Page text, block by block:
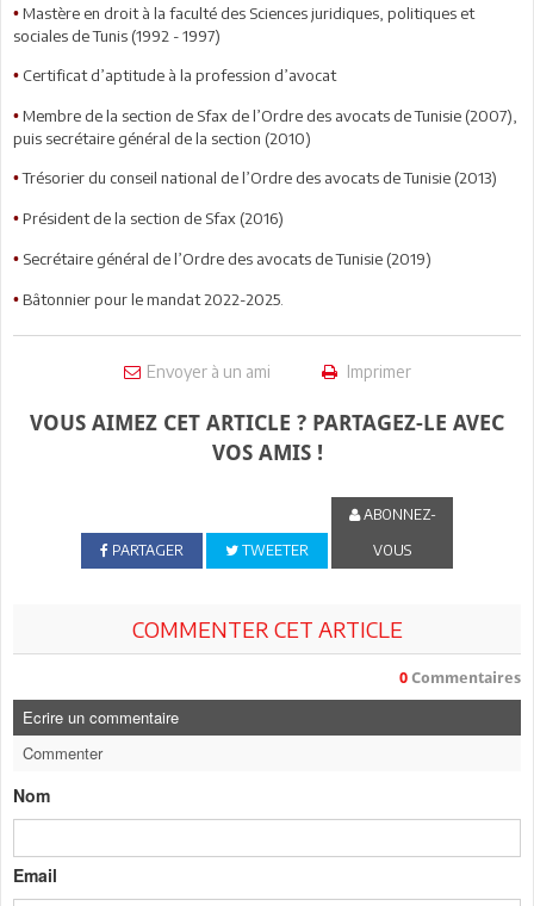
• Mastère en droit à la faculté des Sciences juridiques, politiques et
sociales de Tunis (1992 - 1997)
• Certificat d’aptitude à la profession d’avocat
• Membre de la section de Sfax de l’Ordre des avocats de Tunisie (2007),
puis secrétaire général de la section (2010)
•Trésorier du conseil national de l’Ordre des avocats de Tunisie (2013)
• Président de la section de Sfax (2016)
• Secrétaire général de l’Ordre des avocats de Tunisie (2019)
• Bâtonnier pour le mandat 2022-2025.
Envoyer à un ami Imprimer
VOUS AIMEZ CET ARTICLE ? PARTAGEZ-LE AVEC
VOS AMIS !
PARTAGER TWEETER
ABONNEZ-
VOUS
COMMENTER CET ARTICLE
0 Commentaires
Ecrire un commentaire
Commenter
Nom
Email